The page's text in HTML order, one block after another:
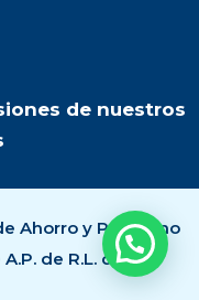
de nuestros
Ahorro y Préstamo
de R.L. de C.V..